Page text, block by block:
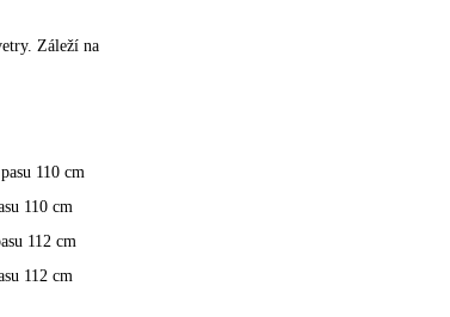
Záleží na
110 cm
110 cm
112 cm
112 cm